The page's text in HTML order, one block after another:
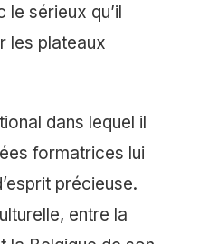
sérieux qu’il
les plateaux
dans lequel il
formatrices lui
précieuse.
entre la